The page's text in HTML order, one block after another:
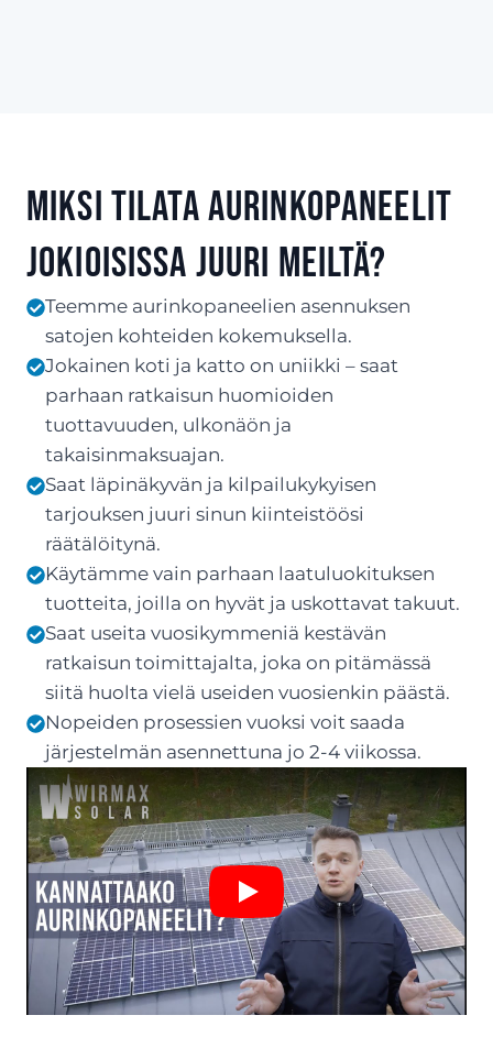
Miksi tilata aurinkopaneelit
Jokioisissa juuri meiltä?
Teemme aurinkopaneelien asennuksen
satojen kohteiden kokemuksella.
Jokainen koti ja katto on uniikki – saat
parhaan ratkaisun huomioiden
tuottavuuden, ulkonäön ja
takaisinmaksuajan.
Saat läpinäkyvän ja kilpailukykyisen
tarjouksen juuri sinun kiinteistöösi
räätälöitynä.
Käytämme vain parhaan laatuluokituksen
tuotteita, joilla on hyvät ja uskottavat takuut.
Saat useita vuosikymmeniä kestävän
ratkaisun toimittajalta, joka on pitämässä
siitä huolta vielä useiden vuosienkin päästä.
Nopeiden prosessien vuoksi voit saada
järjestelmän asennettuna jo 2-4 viikossa.
Play